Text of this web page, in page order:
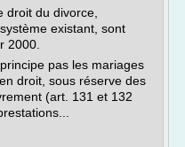
droit du divorce,
existant, sont
2000.
pas les mariages
droit, sous réserve des
(art. 131 et 132